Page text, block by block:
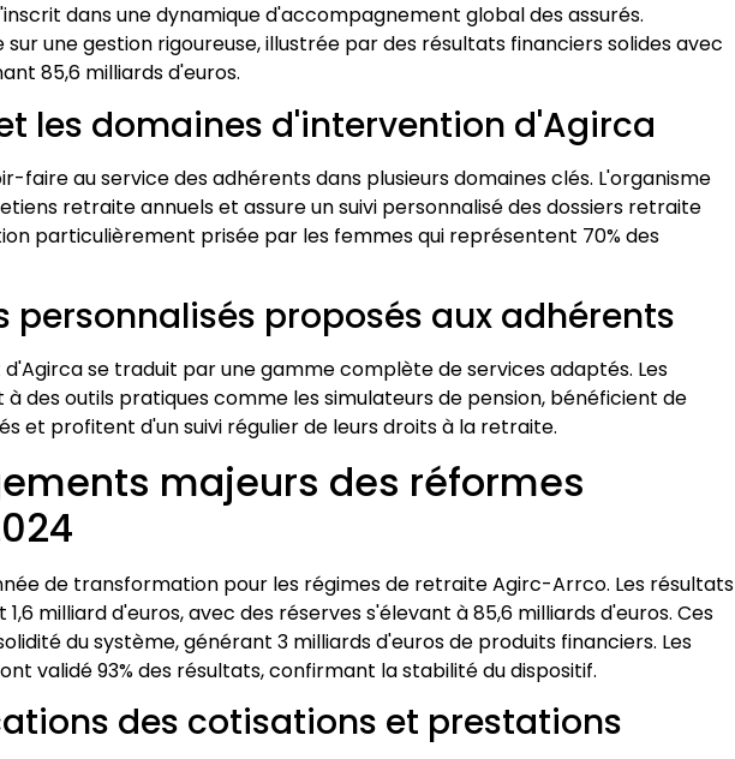
dans une dynamique d'accompagnement global des assurés.
sur une gestion rigoureuse, illustrée par des résultats financiers solides avec
85,6 milliards d'euros.
les domaines d'intervention d'Agirca
faire au service des adhérents dans plusieurs domaines clés. L'organisme
retraite annuels et assure un suivi personnalisé des dossiers retraite
particulièrement prisée par les femmes qui représentent 70% des
personnalisés proposés aux adhérents
se traduit par une gamme complète de services adaptés. Les
des outils pratiques comme les simulateurs de pension, bénéficient de
et profitent d'un suivi régulier de leurs droits à la retraite.
majeurs des réformes
de transformation pour les régimes de retraite Agirc-Arrco. Les résultats
milliard d'euros, avec des réserves s'élevant à 85,6 milliards d'euros. Ces
du système, générant 3 milliards d'euros de produits financiers. Les
validé 93% des résultats, confirmant la stabilité du dispositif.
des cotisations et prestations